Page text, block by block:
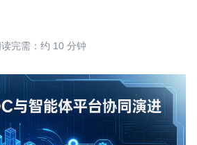
读完需：约 10 分钟